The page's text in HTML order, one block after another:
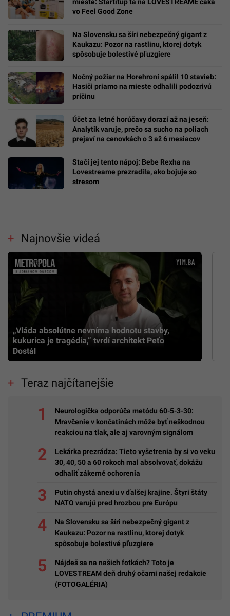
vo Feel Good Zone
Na Slovensku sa šíri nebezpečný gigant z
Kaukazu: Pozor na rastlinu, ktorej dotyk
spôsobuje bolestivé pľuzgiere
Nočný požiar na Horehroní spálil 10 stavieb:
Hasiči priamo na mieste odhalili podozrivú
príčinu
Účet za letné horúčavy dorazí až na jeseň:
Analytik varuje, prečo sa sucho na poliach
prejaví na cenovkách o 3 až 6 mesiacov
Stačí jej tento nápoj: Bebe Rexha na
Lovestreame prezradila, ako bojuje so
stresom
Najnovšie videá
„Vláda absolútne nevníma hodnotu stavby,
kukurica je tragédia,” tvrdí architekt Peťo
Dostál
Teraz najčítanejšie
Neurologička odporúča metódu 60-5-3-30:
Mravčenie v končatinách môže byť neškodnou
reakciou na tlak, ale aj varovným signálom
Lekárka prezrádza: Tieto vyšetrenia by si vo veku
30, 40, 50 a 60 rokoch mal absolvovať, dokážu
odhaliť zákerné ochorenia
Putin chystá anexiu v ďalšej krajine. Štyri štáty
NATO varujú pred hrozbou pre Európu
Na Slovensku sa šíri nebezpečný gigant z
Kaukazu: Pozor na rastlinu, ktorej dotyk
spôsobuje bolestivé pľuzgiere
Nájdeš sa na našich fotkách? Toto je
LOVESTREAM deň druhý očami našej redakcie
(FOTOGALÉRIA)